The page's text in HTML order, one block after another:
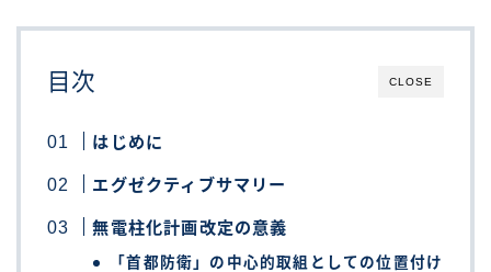
CLOSE
目次
はじめに
エグゼクティブサマリー
無電柱化計画改定の意義
「首都防衛」の中心的取組としての位置付け